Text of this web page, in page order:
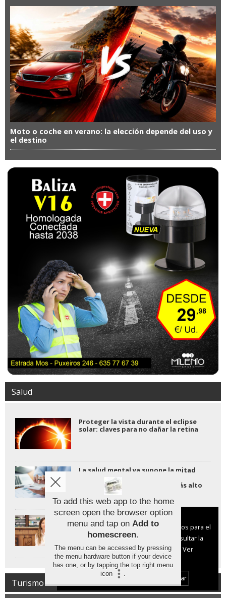
Moto o coche en verano: la elección depende del uso y
el destino
Salud
Proteger la vista durante el eclipse
solar: claves para no dañar la retina
La salud mental ya supone la mitad
de las consultas laborales y el
absentismo alcanza su nivel más alto
jamás registrado.
El eclipse de agosto exige gafas
homologadas: las de sol
convencionales no son seguras para
Turismo
Aviso sobre el Uso de cookies:
Utilizamos cookies nuestras y de terceros para el
funcionamiento del digital. Puedes consultar la
lista de cookies y como desconectarlas.
Ver
nuestra Política de Privacidad y Cookies
Aceptar Cookies
Personalizar
To add this web app to the home
screen open the browser option
menu and tap on Add to
homescreen.
The menu can be accessed by pressing
the menu hardware button if your device
has one, or by tapping the top right menu
icon
.